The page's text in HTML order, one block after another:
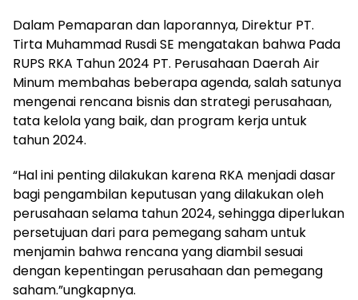
Dalam Pemaparan dan laporannya, Direktur PT.
Tirta Muhammad Rusdi SE mengatakan bahwa Pada
RUPS RKA Tahun 2024 PT. Perusahaan Daerah Air
Minum membahas beberapa agenda, salah satunya
mengenai rencana bisnis dan strategi perusahaan,
tata kelola yang baik, dan program kerja untuk
tahun 2024.
“Hal ini penting dilakukan karena RKA menjadi dasar
bagi pengambilan keputusan yang dilakukan oleh
perusahaan selama tahun 2024, sehingga diperlukan
persetujuan dari para pemegang saham untuk
menjamin bahwa rencana yang diambil sesuai
dengan kepentingan perusahaan dan pemegang
saham.”ungkapnya.